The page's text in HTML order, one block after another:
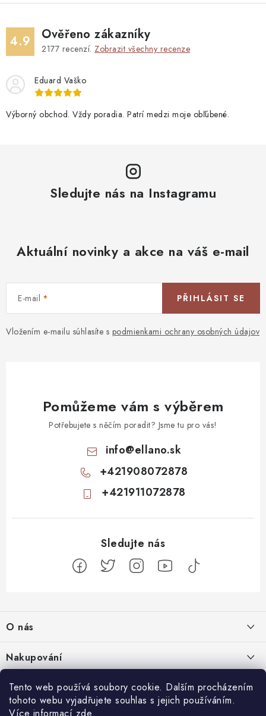
Tento web používá soubory cookie. Dalším procházením
tohoto webu vyjadřujete souhlas s jejich používáním.
4.9 Ověřeno zákazníky
2177 recenzí. Zobrazit všechny recenze
Eduard Vaško
Výborný obchod. Vždy poradia. Patrí medzi moje obľúbené.
Sledujte nás na Instagramu
Aktuální novinky a akce na váš e-mail
E-mail
Vložením e-mailu súhlasíte s podmienkami ochrany osobných údajov
PŘIHLÁSIT SE
Pomůžeme vám s výběrem
Potřebujete s něčím poradit? Jsme tu pro vás!
info@ellano.sk
+421908072878
+421911072878
p
a
t
O nás
Kontakty
Profil firmy
Produktové stránky
Nakupování
Odstoupit od smlouvy
Obchodní podmínky
Blog
Nenápadný začátek, totální mindfuck na konci: 11 filmů, které vás